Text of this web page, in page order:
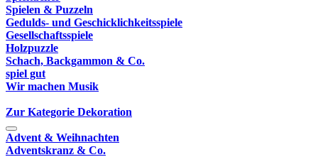
Spielen & Puzzeln
Gedulds- und Geschicklichkeitsspiele
Gesellschaftsspiele
Holzpuzzle
Schach, Backgammon & Co.
spiel gut
Wir machen Musik
Zur Kategorie Dekoration
Advent & Weihnachten
Adventskranz & Co.